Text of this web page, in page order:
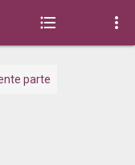
 
parte